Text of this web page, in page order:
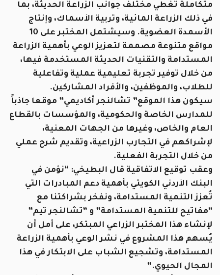
متكاملة تُغطي مختلف جوانب الزراعة الحديثة، بما
في ذلك الزراعة المائية، وتربية الأسماك، وإنتاج
الأسمدة العضوية. وسيشتمل المختبر على 10
مواقع متنوعة مصممة لتعزيز الوعي بأهمية الزراعة
المستدامة والتقنيات الحديثة المستخدمة فيها،
من خلال توفير تجربة تعليمية عملية وتفاعلية
للطلاب، والموظفين، والأفراد المشاركين.
سيكون هذا الموقع” تشالنجر أكاديمي” موقعا جاذباً
للمدارس الخاصة والحكومية، والمؤسسات بالقطاع
العام والخاص، وغيرها من الجهات المعنية،
لإشراكهم في التجارب الزراعية، وتقديم شرح عملي
من خلال التجربة الفعلية.
وعقب توقيع الاتفاقية قال البطيخي: “نؤمن في
البنك الأردني الكويتي بأهمية دعم المبادرات التي
تُعزز التنمية المستدامة، ونفخر بشراكتنا مع
“مفاتيح للتنمية المستدامة” و “تشالنجر تيم”
لإنشاء هذا المختبر الزراعي المبتكر، على أمل أن
يُسهم هذا المشروع في نشر الوعي بأهمية الزراعة
المستدامة، وتشجيع الشباب على الابتكار في هذا
المجال الحيوي.”